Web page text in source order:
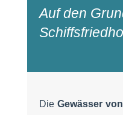
Auf den
Die Gewässer